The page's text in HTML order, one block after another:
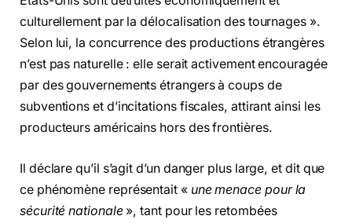
culturellement par la délocalisation des tournages ».
Selon lui, la concurrence des productions étrangères
n’est pas naturelle : elle serait activement encouragée
par des gouvernements étrangers à coups de
subventions et d’incitations fiscales, attirant ainsi les
producteurs américains hors des frontières.
Il déclare qu’il s’agit d’un danger plus large, et dit que
ce phénomène représentait « une menace pour la
sécurité nationale», tant pour les retombées